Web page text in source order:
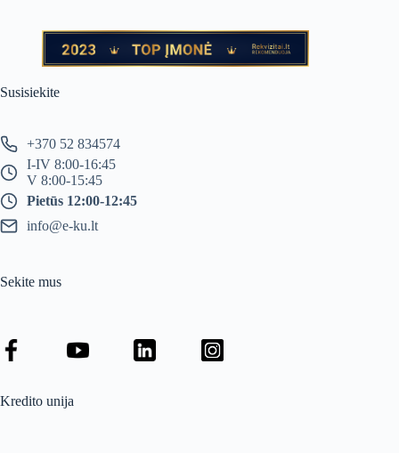
Susisiekite
+370 52 834574
I-IV 8:00-16:45
V 8:00-15:45
Pietūs 12:00-12:45
info@e-ku.lt
Sekite mus
Kredito unija